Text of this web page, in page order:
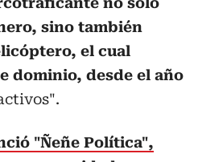
sino también
el cual
dominio, desde el año
"Ñeñe Política",